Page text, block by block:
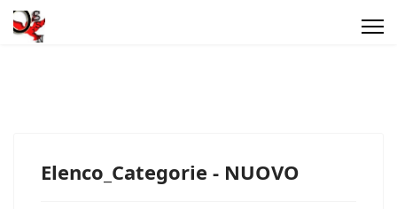
Elenco_Categorie - NUOVO